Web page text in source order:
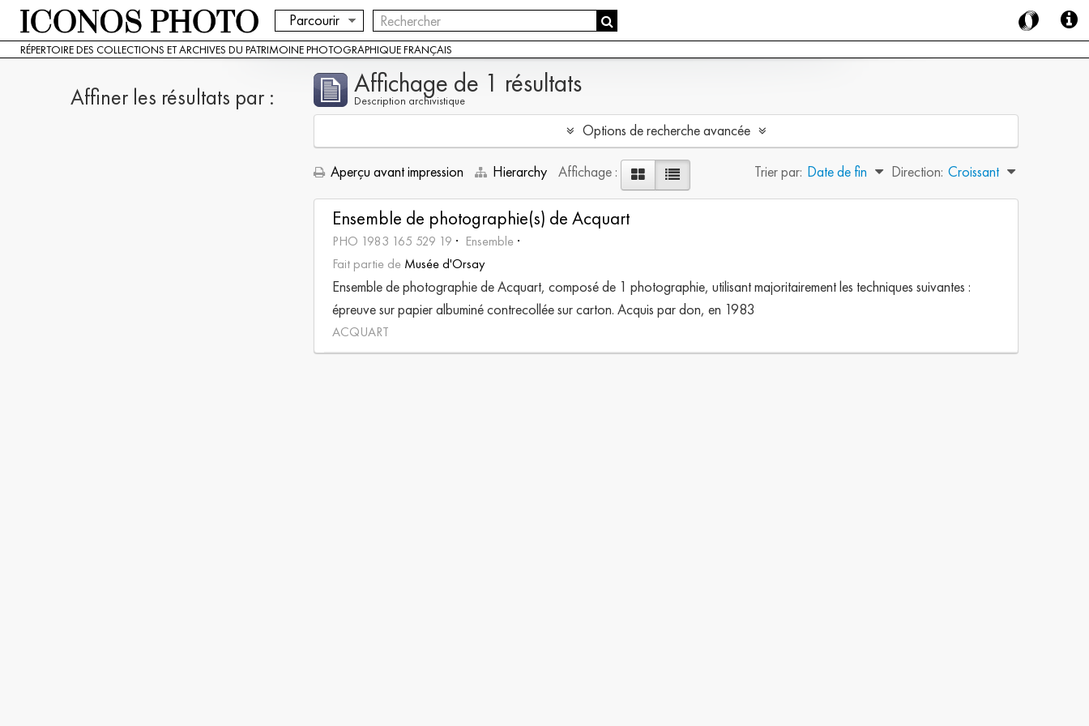
Parcourir
RÉPERTOIRE DES COLLECTIONS ET ARCHIVES DU PATRIMOINE PHOTOGRAPHIQUE FRANÇAIS
Affiner les résultats par : Affichage de 1 résultats
Description archivistique
Options de recherche avancée
Aperçu avant impression Hierarchy Affichage : Trier par: Date de fin Direction: Croissant
Ensemble de photographie(s) de Acquart
PHO 1983 165 529 19
Ensemble
Fait partie de Musée d'Orsay
Ensemble de photographie de Acquart, composé de 1 photographie, utilisant majoritairement les techniques suivantes :
épreuve sur papier albuminé contrecollée sur carton. Acquis par don, en 1983
ACQUART